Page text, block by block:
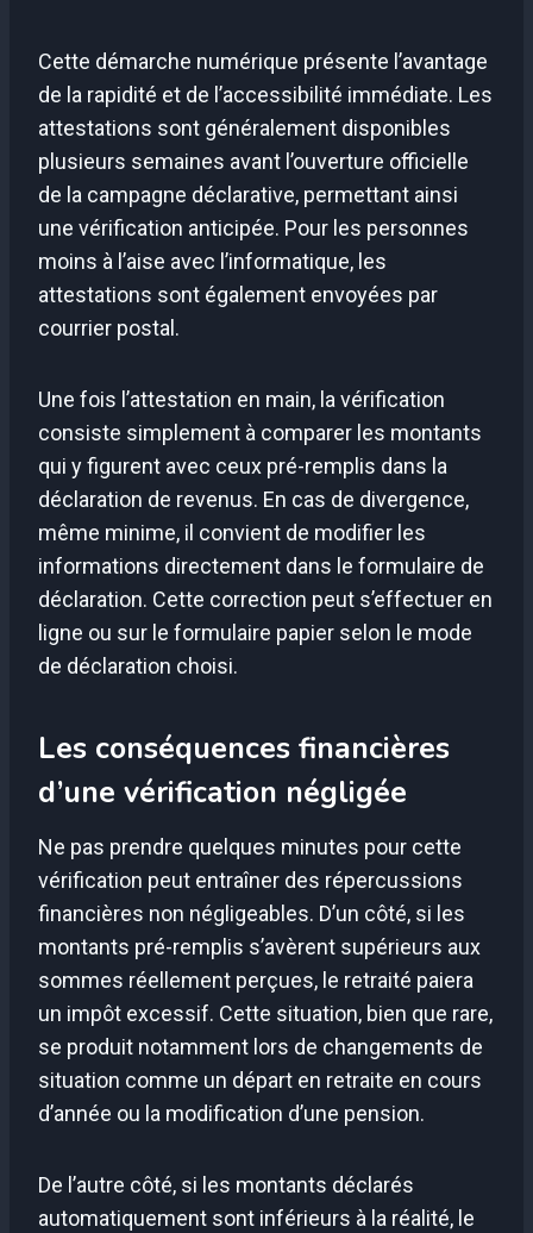
Cette démarche numérique présente l’avantage
de la rapidité et de l’accessibilité immédiate. Les
attestations sont généralement disponibles
plusieurs semaines avant l’ouverture officielle
de la campagne déclarative, permettant ainsi
une vérification anticipée. Pour les personnes
moins à l’aise avec l’informatique, les
attestations sont également envoyées par
courrier postal.
Une fois l’attestation en main, la vérification
consiste simplement à comparer les montants
qui y figurent avec ceux pré-remplis dans la
déclaration de revenus. En cas de divergence,
même minime, il convient de modifier les
informations directement dans le formulaire de
déclaration. Cette correction peut s’effectuer en
ligne ou sur le formulaire papier selon le mode
de déclaration choisi.
Les conséquences financières
d’une vérification négligée
Ne pas prendre quelques minutes pour cette
vérification peut entraîner des répercussions
financières non négligeables. D’un côté, si les
montants pré-remplis s’avèrent supérieurs aux
sommes réellement perçues, le retraité paiera
un impôt excessif. Cette situation, bien que rare,
se produit notamment lors de changements de
situation comme un départ en retraite en cours
d’année ou la modification d’une pension.
De l’autre côté, si les montants déclarés
automatiquement sont inférieurs à la réalité, le